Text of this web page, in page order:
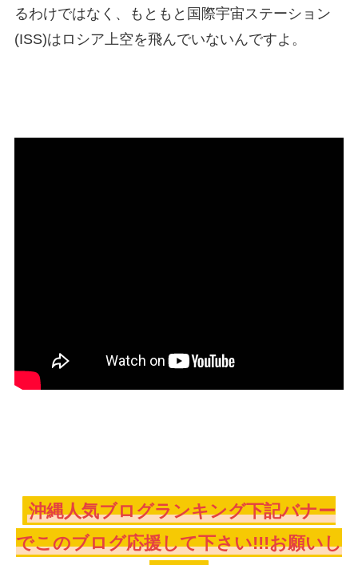
るわけではなく、もともと国際宇宙ステーション
(ISS)はロシア上空を飛んでいないんですよ。
沖縄人気ブログランキング下記バナー
でこのブログ応援して下さい!!!お願いし